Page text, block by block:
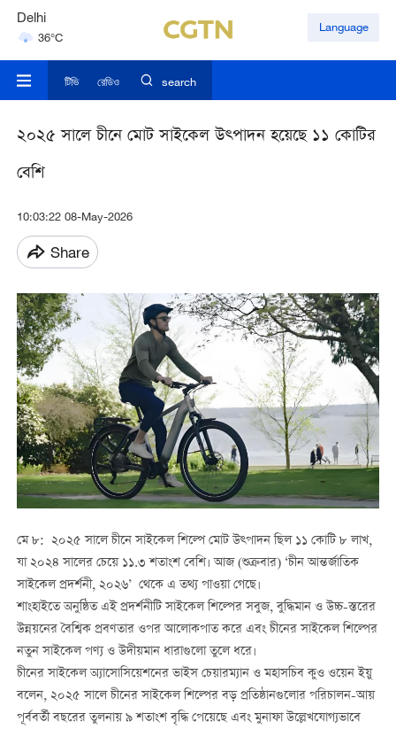
Delhi
36°C
Hyderabad
Language
টিভি রেডিও search
২০২৫ সালে চীনে মোট সাইকেল উত্পাদন হয়েছে ১১ কোটির
বেশি
10:03:22 08-May-2026
Share
মে ৮: ২০২৫ সালে চীনে সাইকেল শিল্পে মোট উত্পাদন ছিল ১১ কোটি ৮ লাখ,
যা ২০২৪ সালের চেয়ে ১১.৩ শতাংশ বেশি। আজ (শুক্রবার) ‘চীন আন্তর্জাতিক
সাইকেল প্রদর্শনী, ২০২৬’ থেকে এ তথ্য পাওয়া গেছে।
শাংহাইতে অনুষ্ঠিত এই প্রদর্শনীটি সাইকেল শিল্পের সবুজ, বুদ্ধিমান ও উচ্চ-স্তরের
উন্নয়নের বৈশ্বিক প্রবণতার ওপর আলোকপাত করে এবং চীনের সাইকেল শিল্পের
নতুন সাইকেল পণ্য ও উদীয়মান ধারাগুলো তুলে ধরে।
চীনের সাইকেল অ্যাসোসিয়েশনের ভাইস চেয়ারম্যান ও মহাসচিব কুও ওয়েন ইয়ু
বলেন, ২০২৫ সালে চীনের সাইকেল শিল্পের বড় প্রতিষ্ঠানগুলোর পরিচালন-আয়
পূর্ববর্তী বছরের তুলনায় ৯ শতাংশ বৃদ্ধি পেয়েছে এবং মুনাফা উল্লেখযোগ্যভাবে